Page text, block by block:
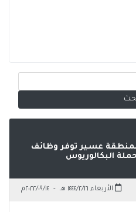
عسير توفر وظائف
البكالوريوس
الأربعاء ١٤٤٤/٢/١٦ هـ - ٢٠٢٢/٠٩/١٤م